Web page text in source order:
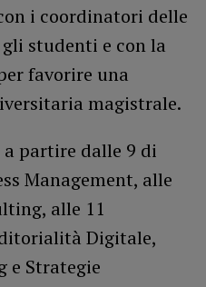
i coordinatori delle
studenti e con la
favorire una
magistrale.
partire dalle 9 di
Management, alle
alle 11
Digitale,
e Strategie